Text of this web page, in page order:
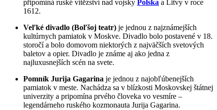
připomíná ruské vítězství nad vojsky Polska a Litvy v roce
1612.
Veľké divadlo (Boľšoj teatr) je jednou z najznámejších
kultúrnych pamiatok v Moskve. Divadlo bolo postavené v 18.
storočí a bolo domovom niektorých z najväčších svetových
baletov a opier. Divadlo je známe aj ako jedna z
najluxusnejších scén na svete.
Pomník Jurija Gagarina je jednou z najobľúbenejších
pamiatok v meste. Nachádza sa v blízkosti Moskovskej štátnej
univerzity a pripomína prvého človeka vo vesmíre –
legendárneho ruského kozmonauta Jurija Gagarina.